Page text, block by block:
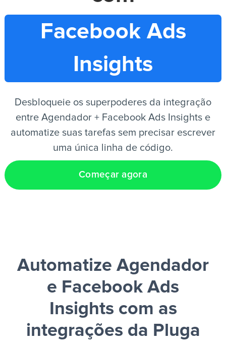
PT
Facebook Ads
Insights
Desbloqueie os superpoderes da integração
entre Agendador + Facebook Ads Insights e
automatize suas tarefas sem precisar escrever
uma única linha de código.
Começar agora
Automatize Agendador
e Facebook Ads
Insights com as
integrações da Pluga